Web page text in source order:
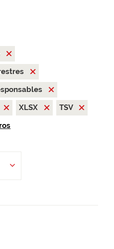
XLSX
TSV